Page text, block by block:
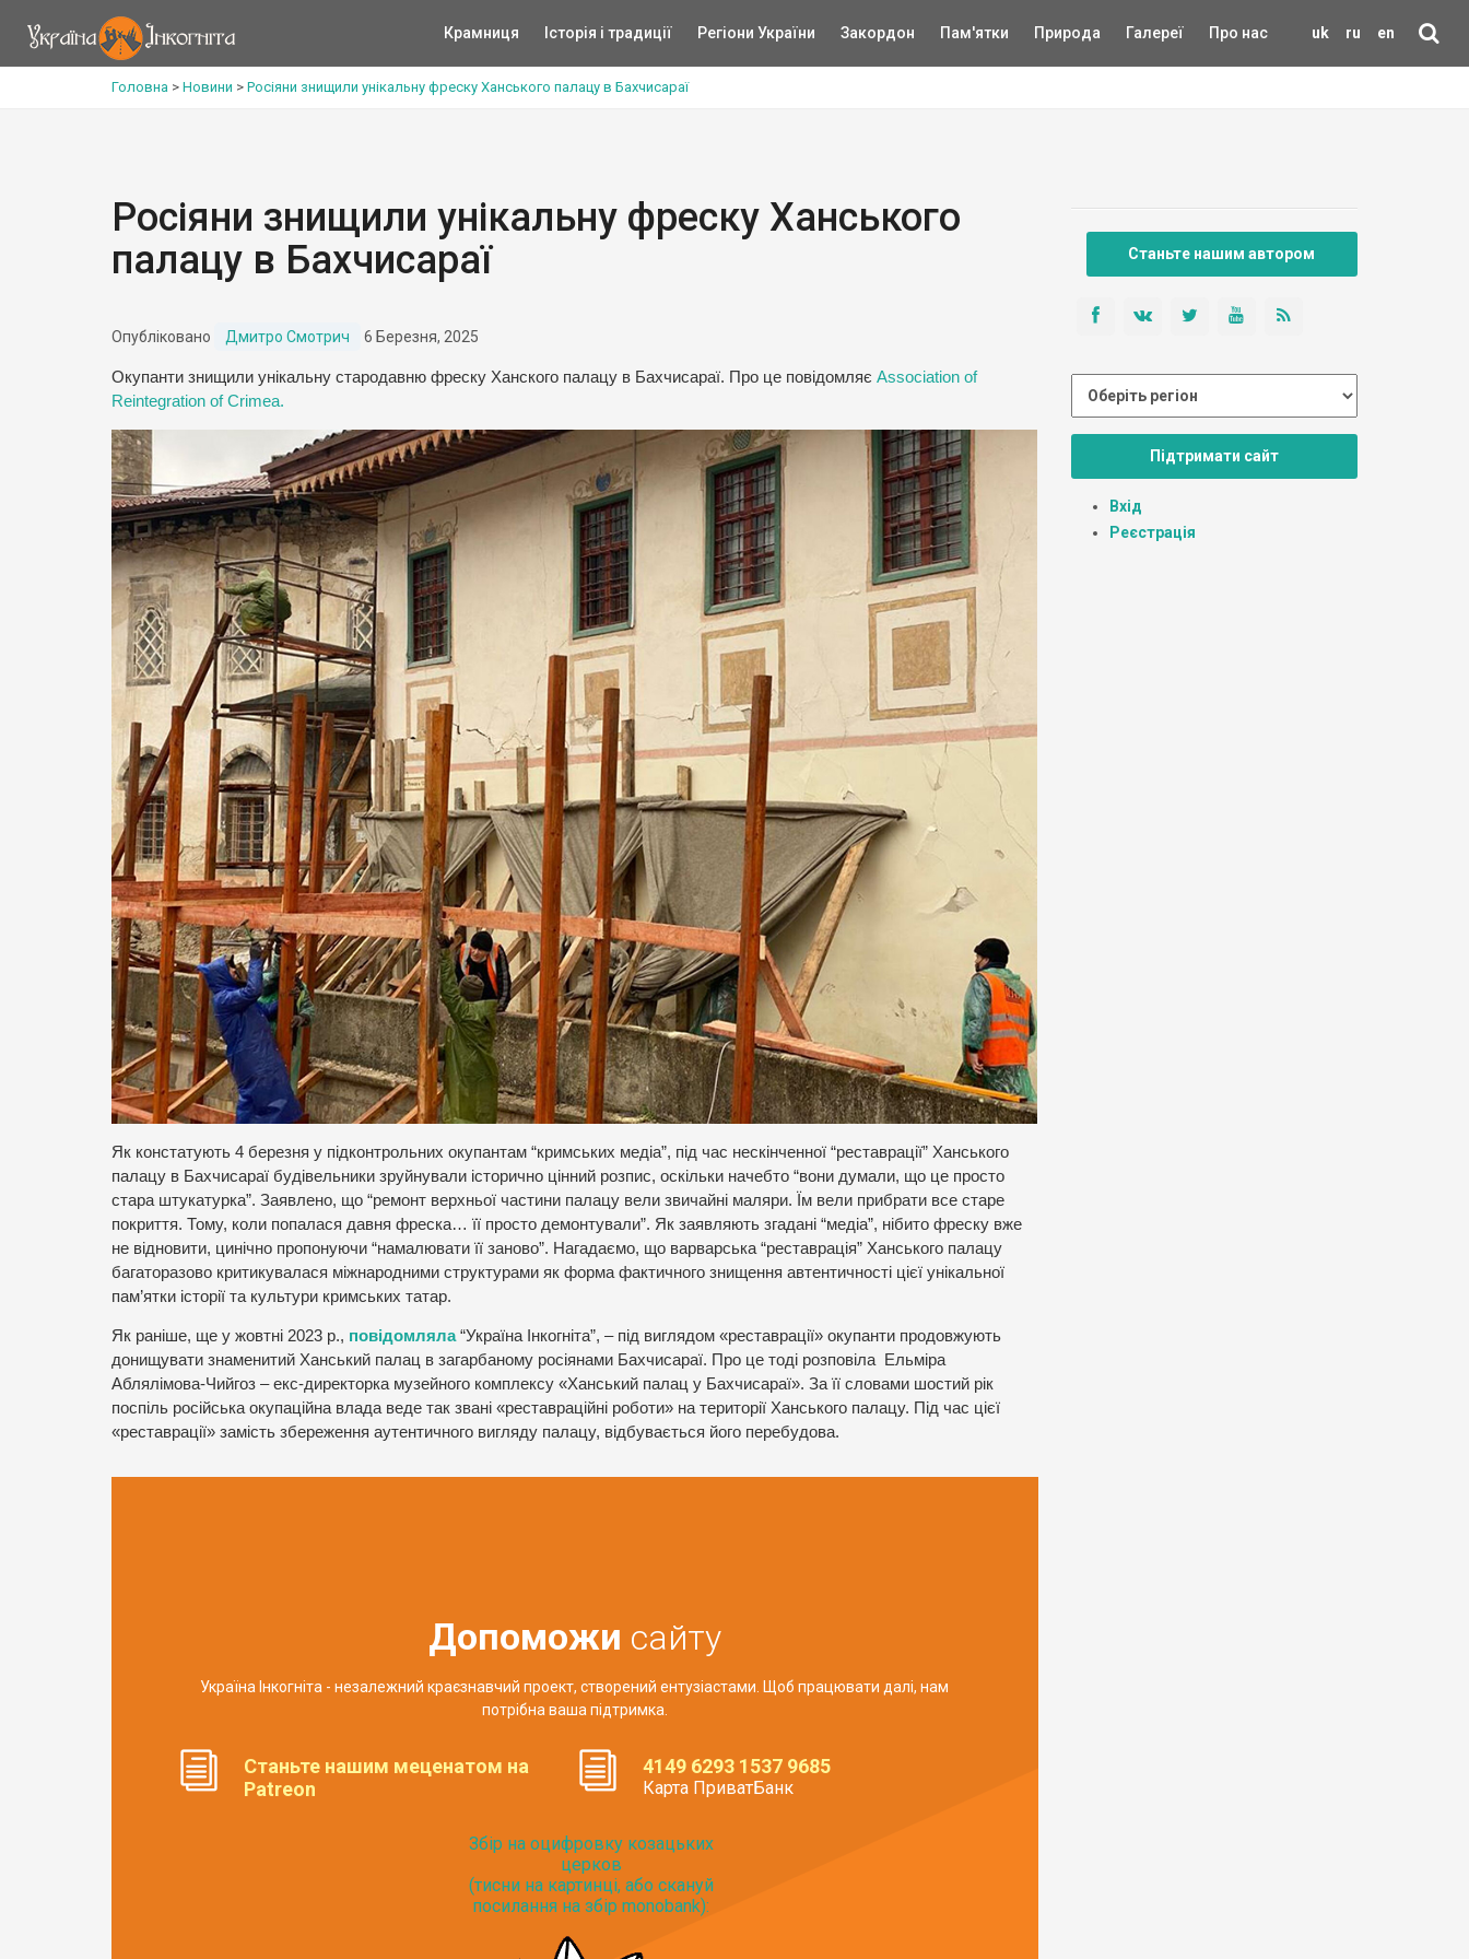
uk ru en
Крамниця Історія і традиції Регіони України Закордон Пам'ятки Природа Галереї Про нас
Головна > Новини > Росіяни знищили унікальну фреску Ханського палацу в Бахчисараї
Росіяни знищили унікальну фреску Ханського
палацу в Бахчисараї
Опубліковано Дмитро Смотрич 6 Березня, 2025
Окупанти знищили унікальну стародавню фреску Ханского палацу в Бахчисараї. Про це повідомляє Association of
Reintegration of Crimea.
Як констатують 4 березня у підконтрольних окупантам “кримських медіа”, під час нескінченної “реставрації” Ханського
палацу в Бахчисараї будівельники зруйнували історично цінний розпис, оскільки начебто “вони думали, що це просто
стара штукатурка”. Заявлено, що “ремонт верхньої частини палацу вели звичайні маляри. Їм вели прибрати все старе
покриття. Тому, коли попалася давня фреска… її просто демонтували”. Як заявляють згадані “медіа”, нібито фреску вже
не відновити, цинічно пропонуючи “намалювати її заново”. Нагадаємо, що варварська “реставрація” Ханського палацу
багаторазово критикувалася міжнародними структурами як форма фактичного знищення автентичності цієї унікальної
пам’ятки історії та культури кримських татар.
Як раніше, ще у жовтні 2023 р., повідомляла“Україна Інкогніта”, – під виглядом «реставрації» окупанти продовжують
донищувати знаменитий Ханський палац в загарбаному росіянами Бахчисараї. Про це тоді розповіла Ельміра
Аблялімова-Чийгоз – екс-директорка музейного комплексу «Ханський палац у Бахчисараї». За її словами шостий рік
поспіль російська окупаційна влада веде так звані «реставраційні роботи» на території Ханського палацу. Під час цієї
«реставрації» замість збереження аутентичного вигляду палацу, відбувається його перебудова.
Допоможи сайту
Україна Інкогніта - незалежний краєзнавчий проект, створений ентузіастами. Щоб працювати далі, нам
потрібна ваша підтримка.
Станьте нашим меценатом на
Patreon
4149 6293 1537 9685
Карта ПриватБанк
Збір на оцифровку козацьких
церков
(тисни на картинці, або скануй
посилання на збір monobank):
Станьте нашим автором
Підтримати сайт
Вхід
Реєстрація